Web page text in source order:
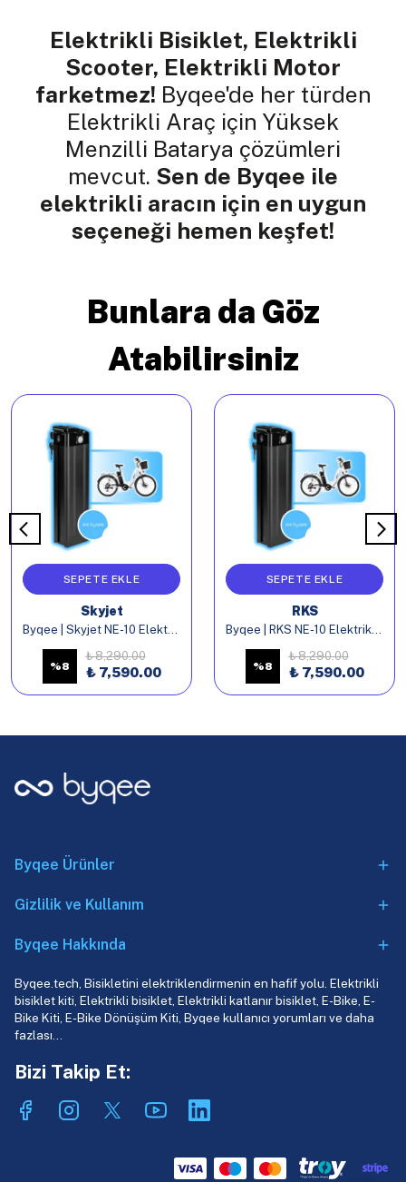
Elektrikli Bisiklet, Elektrikli
Scooter, Elektrikli Motor
farketmez! Byqee'de her türden
Elektrikli Araç için Yüksek
Menzilli Batarya çözümleri
mevcut. Sen de Byqee ile
elektrikli aracın için en uygun
seçeneği hemen keşfet!
Bunlara da Göz
Atabilirsiniz
SEPETE EKLE
Skyjet
Byqee | Skyjet NE-10 Elektrikli Bisiklet Batarya
%8
₺ 8,290.00
₺ 7,590.00
SEPETE EKLE
RKS
Byqee | RKS NE-10 Elektrikli Bisiklet Batarya
%8
₺ 8,290.00
₺ 7,590.00
Byqee Ürünler
Gizlilik ve Kullanım
Byqee Hakkında
Byqee.tech, Bisikletini elektriklendirmenin en hafif yolu. Elektrikli
bisiklet kiti, Elektrikli bisiklet, Elektrikli katlanır bisiklet, E-Bike, E-
Bike Kiti, E-Bike Dönüşüm Kiti, Byqee kullanıcı yorumları ve daha
fazlası…
Bizi Takip Et: